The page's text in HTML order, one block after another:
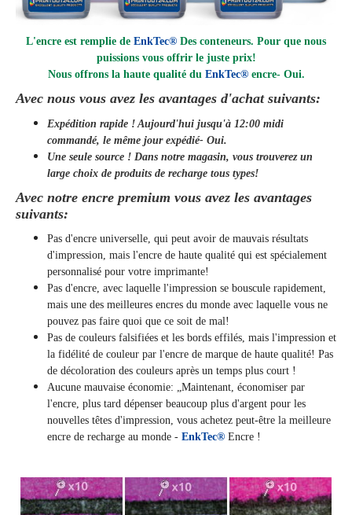
L'encre est remplie de EnkTec® Des conteneurs. Pour que nous
puissions vous offrir le juste prix!
Nous offrons la haute qualité du EnkTec®encre- Oui.
Avec nous vous avez les avantages d'achat suivants:
Expédition rapide ! Aujourd'hui jusqu'à 12:00 midi
commandé, le même jourexpédié- Oui.
Une seule source ! Dans notre magasin, vous trouverez un
large choix de produits de recharge tous types!
Avec notre encre premium vous avez les avantages
suivants:
Pas d'encre universelle, qui peut avoir de mauvais résultats
d'impression, mais l'encre de haute qualité qui est spécialement
personnalisé pour votre imprimante!
Pas d'encre, avec laquelle l'impression se bouscule rapidement,
mais une des meilleures encres du monde avec laquelle vous ne
pouvez pas faire quoi que ce soit de mal!
Pas de couleurs falsifiées et les bords effilés, mais l'impression et
la fidélité de couleur par l'encre de marque de haute qualité! Pas
de décoloration des couleurs après un temps plus court !
Aucune mauvaise économie: „Maintenant, économiser par
l'encre, plus tard dépenser beaucoup plus d'argent pour les
nouvelles têtes d'impression, vous achetez peut-être la meilleure
encre de recharge au monde - EnkTec® Encre !